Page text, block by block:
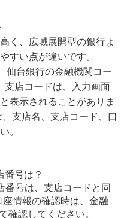
く、広域展開型の銀行よ
すい点が違いです。
仙台銀行の金融機関コー
支店コードは、入力画面
表示されることがありま
支店名、支店コード、口
。
番号は？
番号は、支店コードと同
情報の確認時は、金融
確認してください。